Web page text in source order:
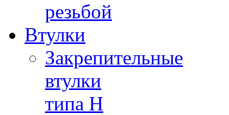
резьбой
Втулки
Закрепительные
втулки
типа H